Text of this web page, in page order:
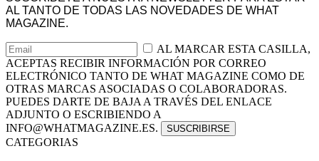
AL TANTO DE TODAS LAS NOVEDADES DE WHAT
MAGAZINE.
AL MARCAR ESTA CASILLA,
ACEPTAS RECIBIR INFORMACIÓN POR CORREO
ELECTRÓNICO TANTO DE WHAT MAGAZINE COMO DE
OTRAS MARCAS ASOCIADAS O COLABORADORAS.
PUEDES DARTE DE BAJA A TRAVÉS DEL ENLACE
ADJUNTO O ESCRIBIENDO A
INFO@WHATMAGAZINE.ES.
CATEGORIAS